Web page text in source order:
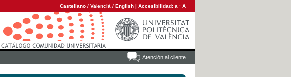
Castellano / Valencià / English | Accesibilidad: a · A
Atención al cliente